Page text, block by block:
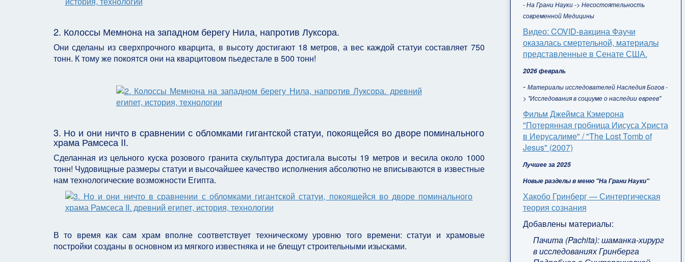
2. Колоссы Мемнона на западном берегу Нила, напротив Луксора.
Они сделаны из сверхпрочного кварцита, в высоту достигают 18 метров, а вес каждой статуи составляет 750
тонн. К тому же покоятся они на кварцитовом пьедестале в 500 тонн!
3. Но и они ничто в сравнении с обломками гигантской статуи, покоящейся во дворе поминального
храма Рамсеса II.
Сделанная из цельного куска розового гранита скульптура достигала высоты 19 метров и весила около 1000
тонн! Чудовищные размеры статуи и высочайшее качество исполнения абсолютно не вписываются в известные
нам технологические возможности Египта.
В то время как сам храм вполне соответствует техническому уровню того времени: статуи и храмовые
постройки созданы в основном из мягкого известняка и не блещут строительными изысками.
- На Грани Науки -> Несостоятельность
современной Медицины
Видео: COVID-вакцина Фаучи
оказалась смертельной, материалы
представленные в Сенате США.
2026 февраль
- Материалы исследователей Наследия Богов -
> "Исследования в социуме о наследии евреев"
Фильм Джеймса Кэмерона
"Потерянная гробница Иисуса Христа
в Иерусалиме" / "The Lost Tomb of
Jesus" (2007)
Лучшее за 2025
Новые разделы в меню "На Грани Науки"
Хакобо Гринберг — Синтергическая
теория сознания
Добавлены материалы:
Пачита (Pachita): шаманка-хирург
в исследованиях Гринберга